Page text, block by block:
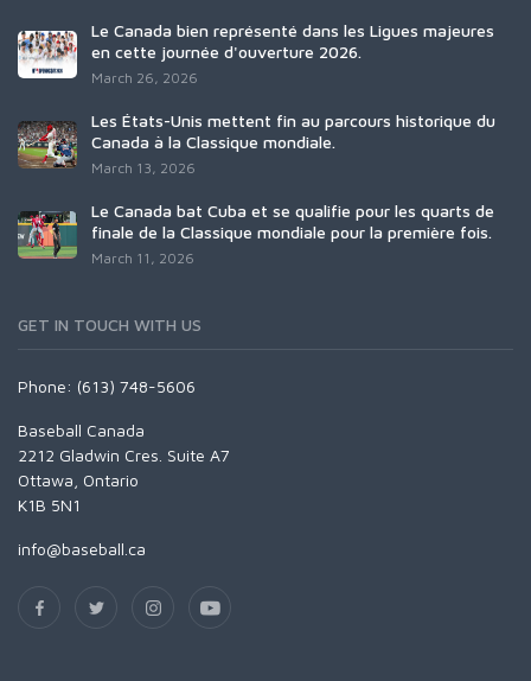
Le Canada bien représenté dans les Ligues majeures
en cette journée d'ouverture 2026.
March 26, 2026
Les États-Unis mettent fin au parcours historique du
Canada à la Classique mondiale.
March 13, 2026
Le Canada bat Cuba et se qualifie pour les quarts de
finale de la Classique mondiale pour la première fois.
March 11, 2026
GET IN TOUCH WITH US
Phone: (613) 748-5606
Baseball Canada
2212 Gladwin Cres. Suite A7
Ottawa, Ontario
K1B 5N1
info@baseball.ca